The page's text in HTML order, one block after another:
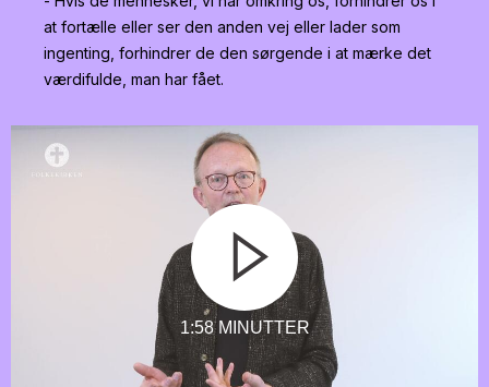
at fortælle eller ser den anden vej eller lader som
ingenting, forhindrer de den sørgende i at mærke det
værdifulde, man har fået.
1:58 MINUTTER